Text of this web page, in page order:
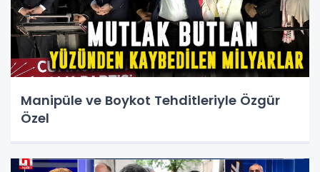
Manipüle ve Boykot Tehditleriyle Özgür
Özel